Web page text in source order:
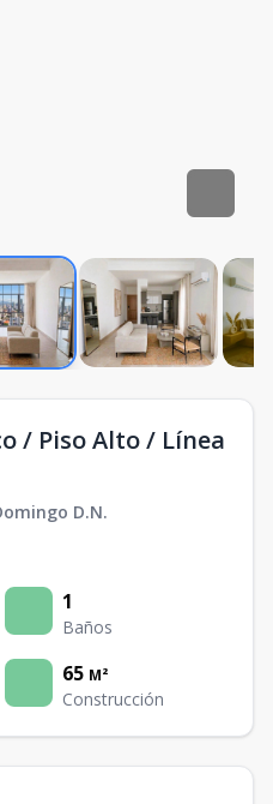
/ Piso Alto / Línea
D.N.
1
Baños
65 M²
Construcción